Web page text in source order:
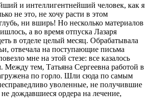
и интеллигентнейший человек, как я
не это, не хочу расти в этом
ни вширь! Но несколько материалов
а во время отпуска Лазаря
в отделе целый месяц. Обрабатывала
отвечала на поступающие письма
мне на этой стезе: все казалось
тем, Татьяна Сергеевна работой в
по горло. Шли сюда по самым
уволенные, не получившие
дождавшиеся ордера на лечение,